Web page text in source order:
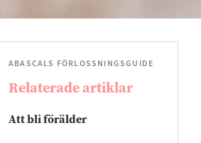
ABASCALS FÖRLOSSNINGSGUIDE
Relaterade artiklar
Att bli förälder